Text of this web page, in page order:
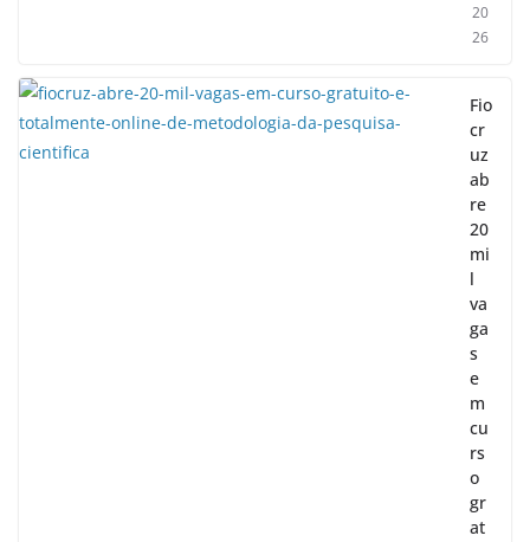
20
26
Fio
cr
uz
ab
re
20
mi
l
va
ga
s
e
m
cu
rs
o
gr
at